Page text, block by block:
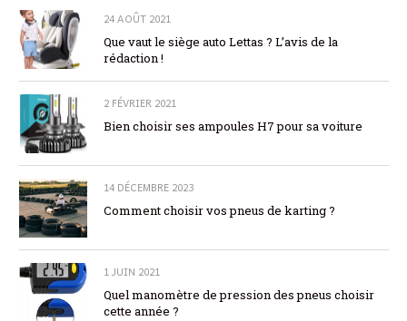
24 AOÛT 2021
Que vaut le siège auto Lettas ? L’avis de la
rédaction !
2 FÉVRIER 2021
Bien choisir ses ampoules H7 pour sa voiture
14 DÉCEMBRE 2023
Comment choisir vos pneus de karting ?
1 JUIN 2021
Quel manomètre de pression des pneus choisir
cette année ?